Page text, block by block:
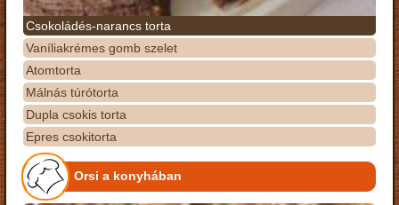
Csokoládés-narancs torta
Vaníliakrémes gomb szelet
Atomtorta
Málnás túrótorta
Dupla csokis torta
Epres csokitorta
Orsi a konyhában